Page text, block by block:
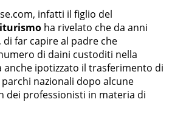
infatti il figlio del
ha rivelato che da anni
di far capire al padre che
di daini custoditi nella
ipotizzato il trasferimento di
nazionali dopo alcune
dei professionisti in materia di